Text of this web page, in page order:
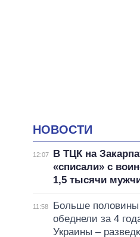
НОВОСТИ
12:07
В ТЦК на
«списали» с
1,5 тысячи
11:58
Больше
обеднели за 4
Украины –